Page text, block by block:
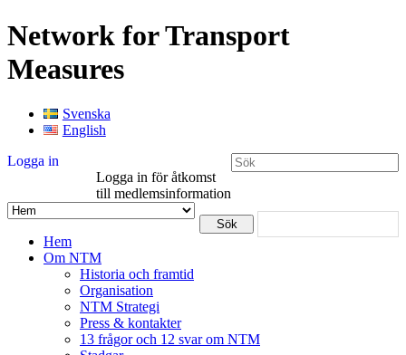
Network for Transport
Measures
Svenska
English
Logga in
Logga in för åtkomst
till medlemsinformation
Hem
Om NTM
Historia och framtid
Organisation
NTM Strategi
Press & kontakter
13 frågor och 12 svar om NTM